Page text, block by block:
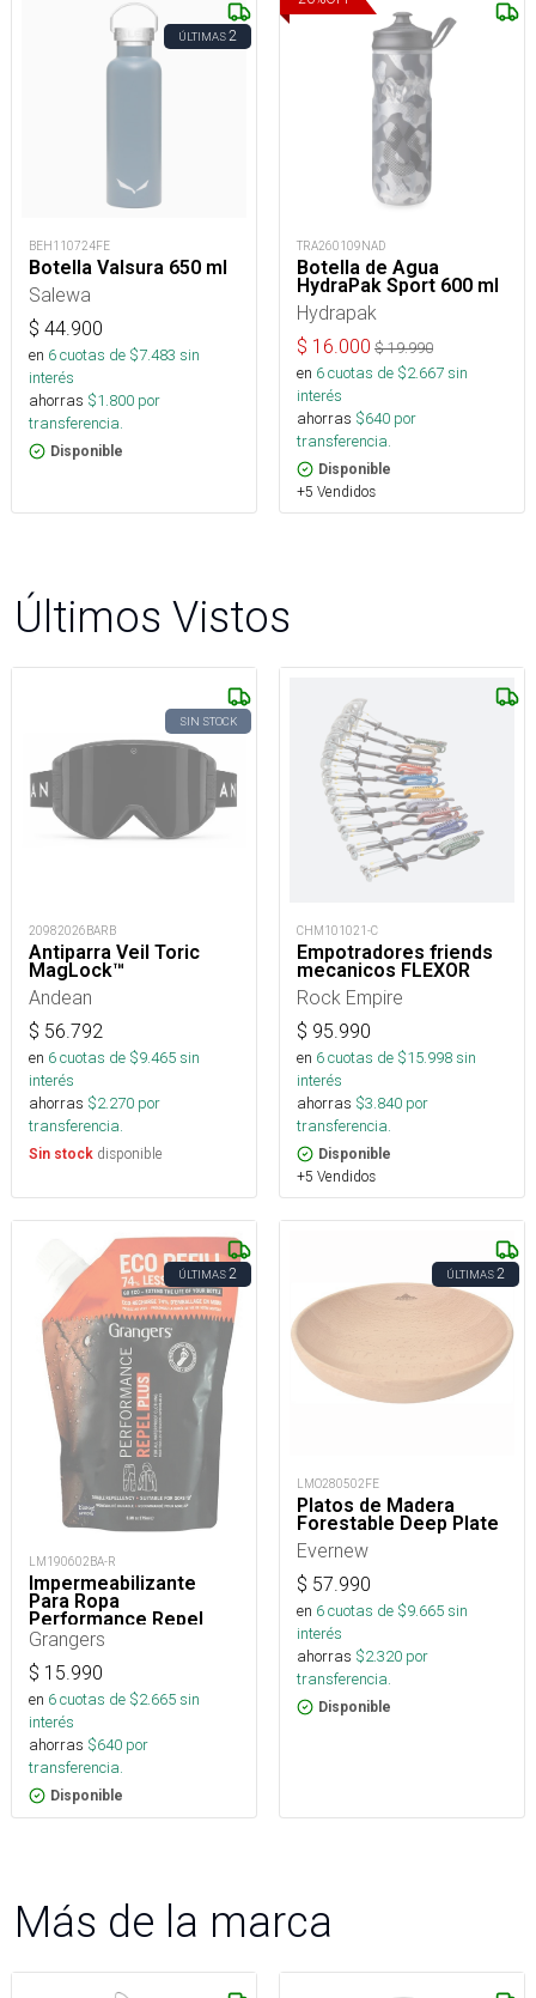
ÚLTIMAS2
BEH110724FE
Botella Valsura 650 ml
Salewa
$ 44.900
en 6cuotas de $7.483 sin
interés
ahorras $1.800 por
transferencia.
Disponible
TRA260109NAD
Botella de Agua
HydraPak Sport 600 ml
Hydrapak
$ 16.000 $19.990
en 6cuotas de $2.667sin
interés
ahorras $640 por
transferencia.
Disponible
+5 Vendidos
Últimos Vistos
SIN STOCK
20982026BARB
Antiparra Veil Toric
MagLock™
Andean
$ 56.792
en 6cuotas de $9.465sin
interés
ahorras $2.270 por
transferencia.
Sin stock disponible
CHM101021-C
Empotradores friends
mecanicos FLEXOR
Rock Empire
$ 95.990
en 6cuotas de $15.998sin
interés
ahorras $3.840 por
transferencia.
Disponible
+5 Vendidos
ÚLTIMAS2
LM190602BA-R
Impermeabilizante
Para Ropa
Performance Repel
Plus Eco Refill 275 Ml
Grangers
$ 15.990
en 6cuotas de $2.665sin
interés
ahorras $640 por
transferencia.
Disponible
ÚLTIMAS2
LMO280502FE
Platos de Madera
Forestable Deep Plate
Evernew
$ 57.990
en 6cuotas de $9.665sin
interés
ahorras $2.320 por
transferencia.
Disponible
Más de la marca